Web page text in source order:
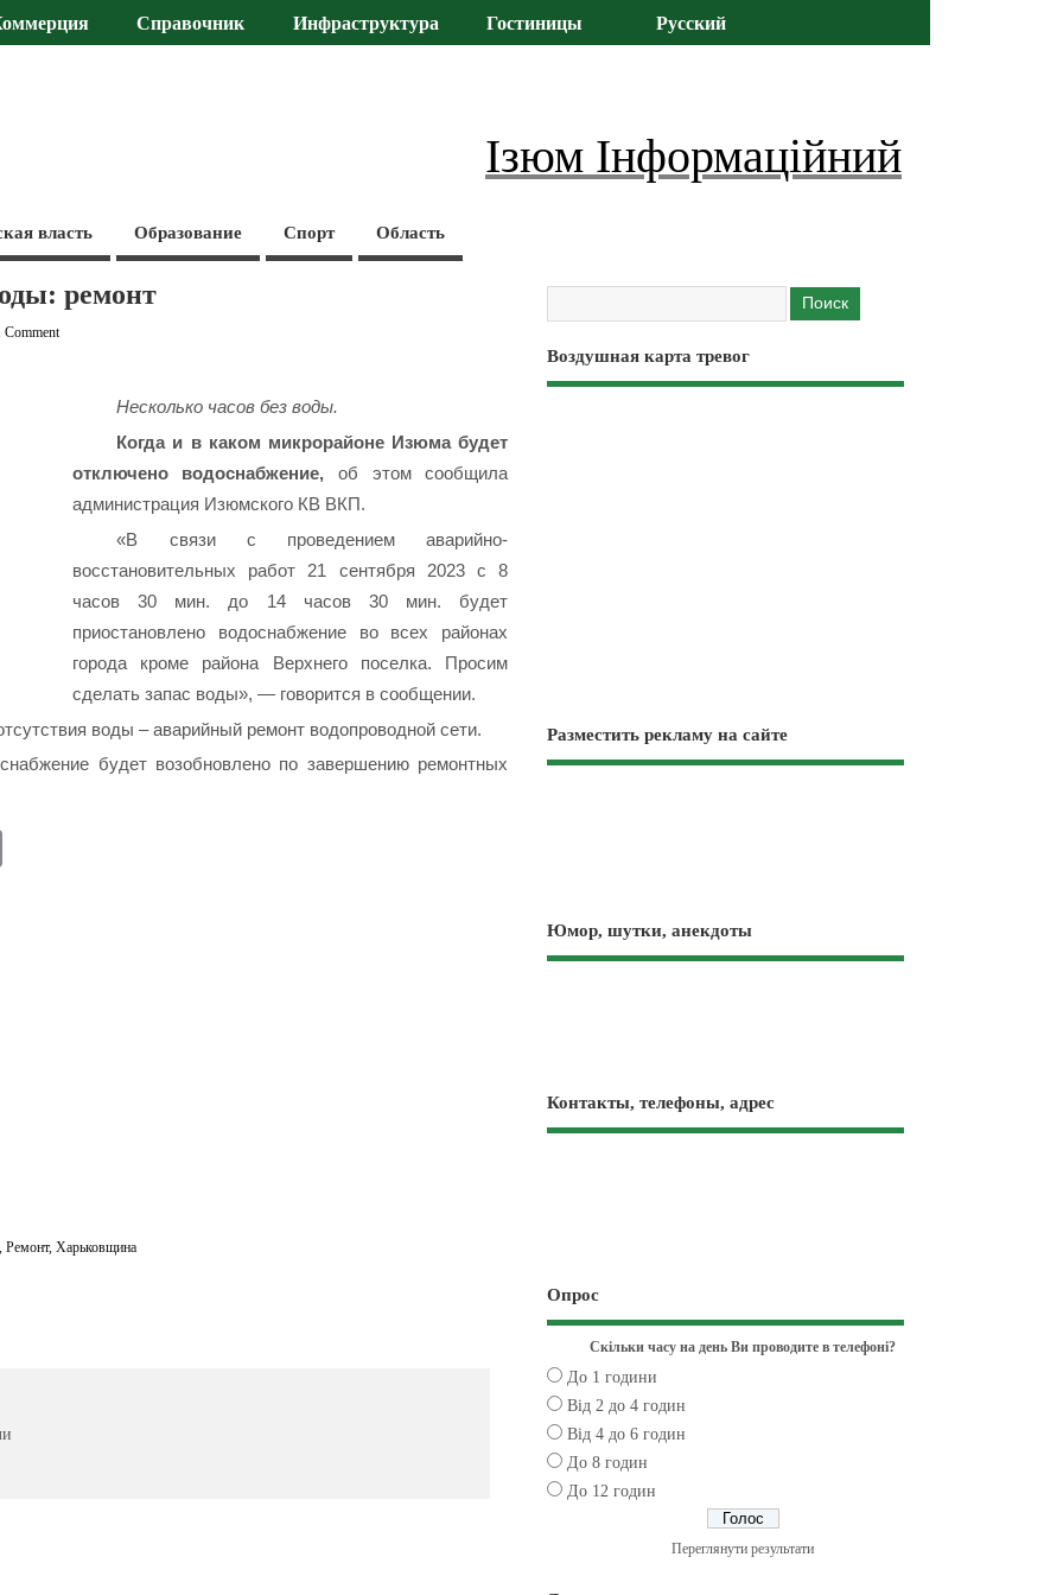
Справочник Инфраструктура Гостиницы Русский
Ізюм Інформаційний
власть Образование Спорт Область
ремонт
Comment
Несколько часов без воды.
Когда и в каком микрорайоне Изюма будет
отключено водоснабжение, об этом сообщила
администрация Изюмского КВ ВКП.
«В связи с проведением аварийно-
восстановительных работ 21 сентября 2023 с 8
часов 30 мин. до 14 часов 30 мин. будет
приостановлено водоснабжение во всех районах
города кроме района Верхнего поселка. Просим
сделать запас воды», — говорится в сообщении.
воды – аварийный ремонт водопроводной сети.
будет возобновлено по завершению ремонтных
,Ремонт,Харьковщина
Воздушная карта тревог
Разместить рекламу на сайте
Юмор, шутки, анекдоты
Контакты, телефоны, адрес
Опрос
Скільки часу на день Ви проводите в телефоні?
До 1 години
Від 2 до 4 годин
Від 4 до 6 годин
До 8 годин
До 12 годин
Переглянути результати